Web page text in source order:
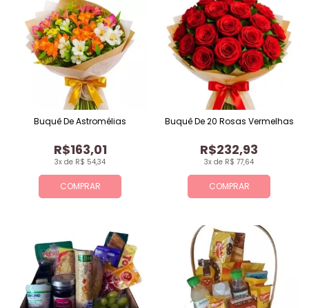
COMPRAR
3x de R$ 54,34
R$163,01
Buquê De Astromélias
COMPRAR
3x de R$ 77,64
R$232,93
Buquê De 20 Rosas Vermelhas